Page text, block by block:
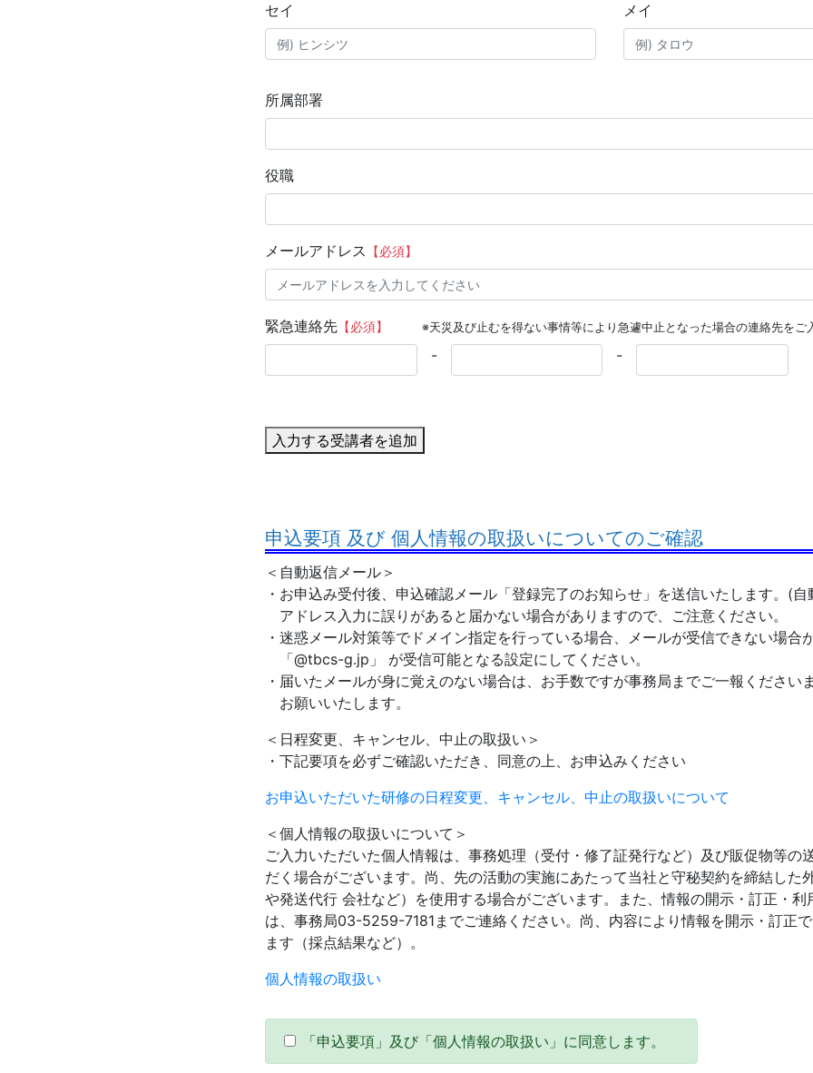
セイ メイ
所属部署
役職
メールアドレス 【必須】
緊急連絡先 【必須】 ※天災及び止むを得ない事情等により急遽中止となった場合の連絡先をご
- -
入力する受講者を追加
申込要項 及び 個人情報の取扱いについてのご確認
＜自動返信メール＞
・お申込み受付後、申込確認メール「登録完了のお知らせ」を送信いたします。(自
アドレス入力に誤りがあると届かない場合がありますので、ご注意ください。
・迷惑メール対策等でドメイン指定を行っている場合、メールが受信できない場合
「@tbcs-g.jp」 が受信可能となる設定にしてください。
・届いたメールが身に覚えのない場合は、お手数ですが事務局までご一報ください
お願いいたします。
＜日程変更、キャンセル、中止の取扱い＞
・下記要項を必ずご確認いただき、同意の上、お申込みください
お申込いただいた研修の日程変更、キャンセル、中止の取扱いについて
＜個人情報の取扱いについて＞
ご入力いただいた個人情報は、事務処理（受付・修了証発行など）及び販促物等の
だく場合がございます。尚、先の活動の実施にあたって当社と守秘契約を締結した
や発送代行 会社など）を使用する場合がございます。また、情報の開示・訂正・利
は、事務局03-5259-7181までご連絡ください。尚、内容により情報を開示・訂正
ます（採点結果など）。
個人情報の取扱い
「申込要項」及び「個人情報の取扱い」に同意します。